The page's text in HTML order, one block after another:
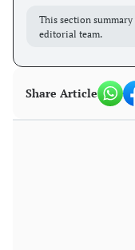
This section
editorial team.
Share Article